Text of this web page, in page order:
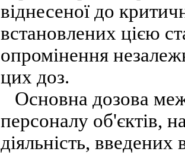
віднесеної до
встановлених цією
опромінення
цих доз.
Основна дозова
персоналу об'єктів,
діяльність,